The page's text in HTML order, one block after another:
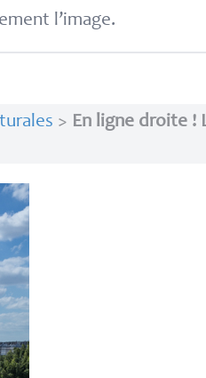
l’image.
> En ligne droite !